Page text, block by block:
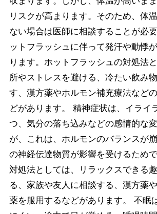
リスクが高まります。そのため、体
ない場合は医師に相談することが必
ットフラッシュに伴って発汗や動悸
ります。ホットフラッシュの対処法
所やストレスを避ける、冷たい飲み
す、漢方薬やホルモン補充療法など
どがあります。 精神症状は、イライ
つ、気分の落ち込みなどの感情的な
が、これは、ホルモンのバランスが
の神経伝達物質が影響を受けるため
対処法としては、リラックスできる
る、家族や友人に相談する、漢方薬
薬を服用するなどがあります。 不眠